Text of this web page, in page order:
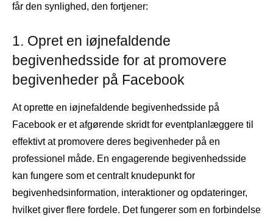
får den synlighed, den fortjener:
1. Opret en iøjnefaldende
begivenhedsside for at promovere
begivenheder på Facebook
At oprette en iøjnefaldende begivenhedsside på
Facebook er et afgørende skridt for eventplanlæggere til
effektivt at promovere deres begivenheder på en
professionel måde. En engagerende begivenhedsside
kan fungere som et centralt knudepunkt for
begivenhedsinformation, interaktioner og opdateringer,
hvilket giver flere fordele. Det fungerer som en forbindelse